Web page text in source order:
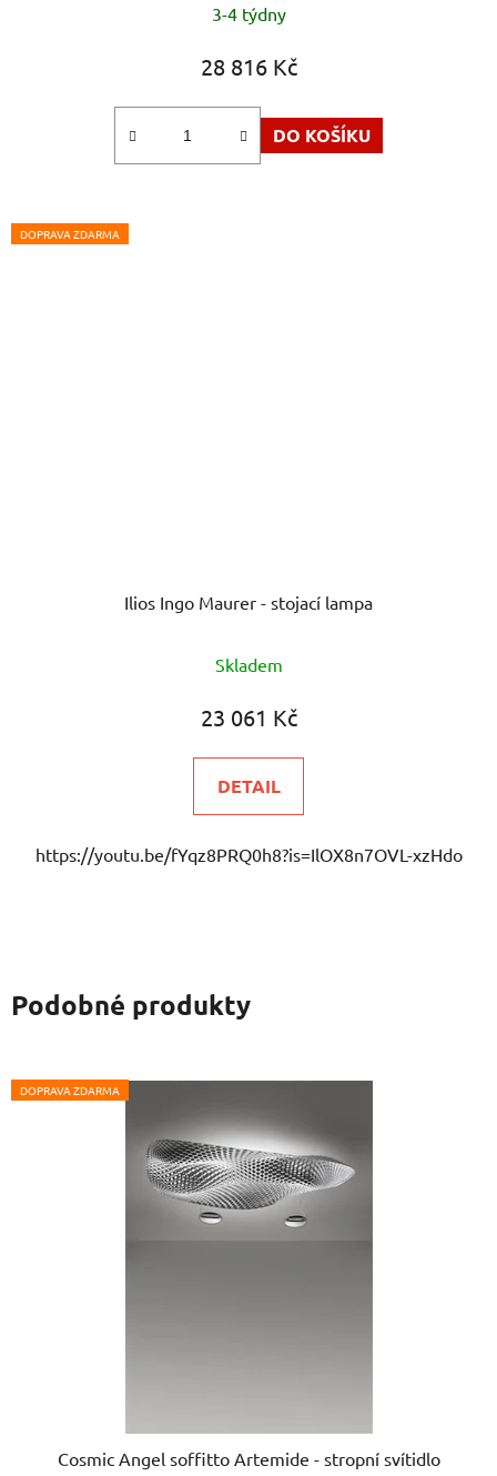
3-4 týdny
28 816 Kč
DO KOŠÍKU
DOPRAVA ZDARMA
Ilios Ingo Maurer - stojací lampa
Skladem
23 061 Kč
DETAIL
https://youtu.be/fYqz8PRQ0h8?is=IlOX8n7OVL-xzHdo
Podobné produkty
DOPRAVA ZDARMA
Cosmic Angel soffitto Artemide - stropní svítidlo